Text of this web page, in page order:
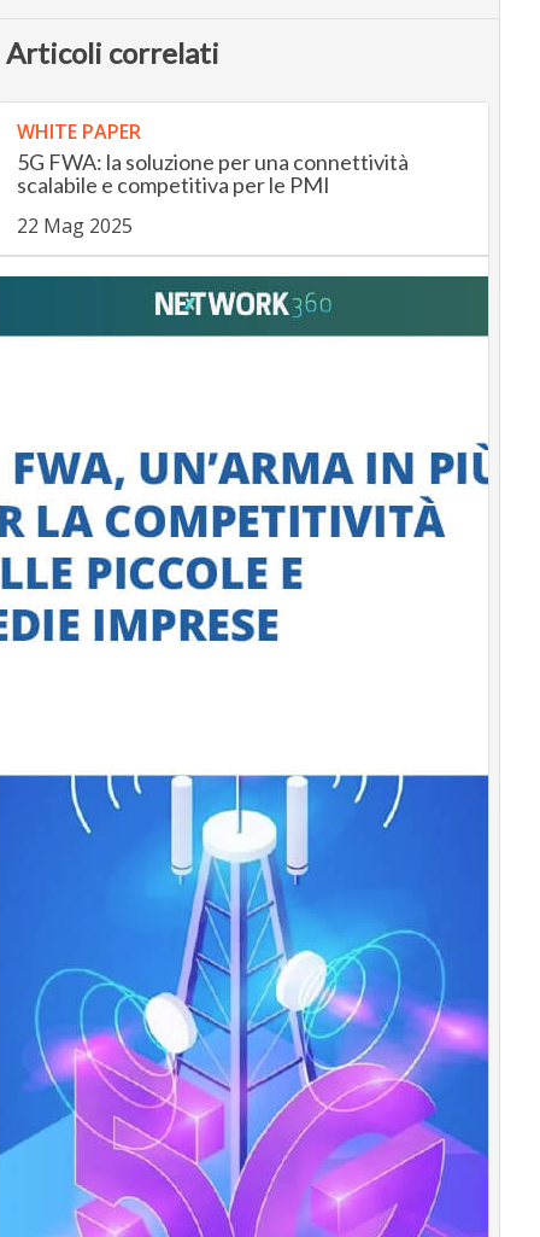
Articoli correlati
WHITE PAPER
5G FWA: la soluzione per una connettività
scalabile e competitiva per le PMI
22 Mag 2025